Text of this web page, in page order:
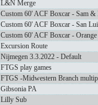
L&N Merge
Custom 60' ACF Boxcar - Sam &
Custom 60' ACF Boxcar - San
Custom 60' ACF Boxcar - Orange
Excursion Route
Nijmegen 3.3.2022 - Default
FTGS play games
FTGS -Midwestern Branch
Gibsonia PA
Lilly Sub